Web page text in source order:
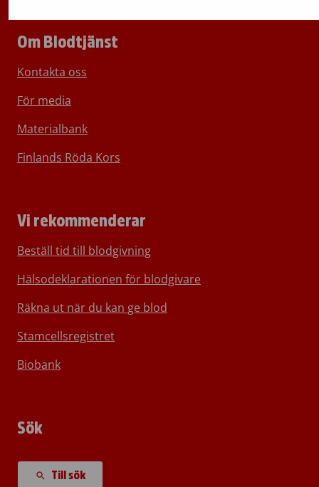
Om Blodtjänst
Kontakta oss
För media
Materialbank
Finlands Röda Kors
Vi rekommenderar
Beställ tid till blodgivning
Hälsodeklarationen för blodgivare
Räkna ut när du kan ge blod
Stamcellsregistret
Biobank
Sök
Till sök